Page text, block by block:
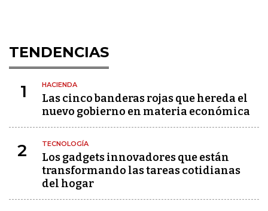
TENDENCIAS
1 HACIENDA
Las cinco banderas rojas que hereda el
nuevo gobierno en materia económica
2 TECNOLOGÍA
Los gadgets innovadores que están
transformando las tareas cotidianas
del hogar